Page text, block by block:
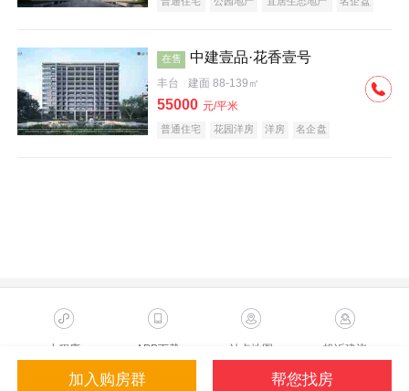
在售 中建壹品·花香壹号
丰台 建面 88-139㎡
55000 元/平米
普通住宅 花园洋房 洋房 名企盘
加入购房群 帮您找房
小程序 APP下载 站点地图 投诉建议